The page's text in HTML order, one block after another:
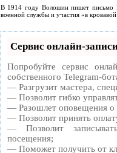
В 1914 году Волошин пишет письмо
военной службы и участия «в
Сервис онлайн-
Попробуйте сервис
собственного Telegram-
— Разгрузит мастера,
— Позволит гибко
— Разошлет оповещения о
— Позволит принять
— Позволит
посещения;
— Поможет получить от